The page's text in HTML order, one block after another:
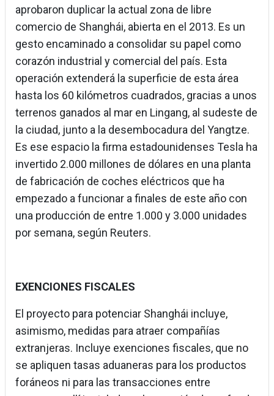
aprobaron duplicar la actual zona de libre
comercio de Shanghái, abierta en el 2013. Es un
gesto encaminado a consolidar su papel como
corazón industrial y comercial del país. Esta
operación extenderá la superficie de esta área
hasta los 60 kilómetros cuadrados, gracias a unos
terrenos ganados al mar en Lingang, al sudeste de
la ciudad, junto a la desembocadura del Yangtze.
Es ese espacio la firma estadounidenses Tesla ha
invertido 2.000 millones de dólares en una planta
de fabricación de coches eléctricos que ha
empezado a funcionar a finales de este año con
una producción de entre 1.000 y 3.000 unidades
por semana, según Reuters.
EXENCIONES FISCALES
El proyecto para potenciar Shanghái incluye,
asimismo, medidas para atraer compañías
extranjeras. Incluye exenciones fiscales, que no
se apliquen tasas aduaneras para los productos
foráneos ni para las transacciones entre